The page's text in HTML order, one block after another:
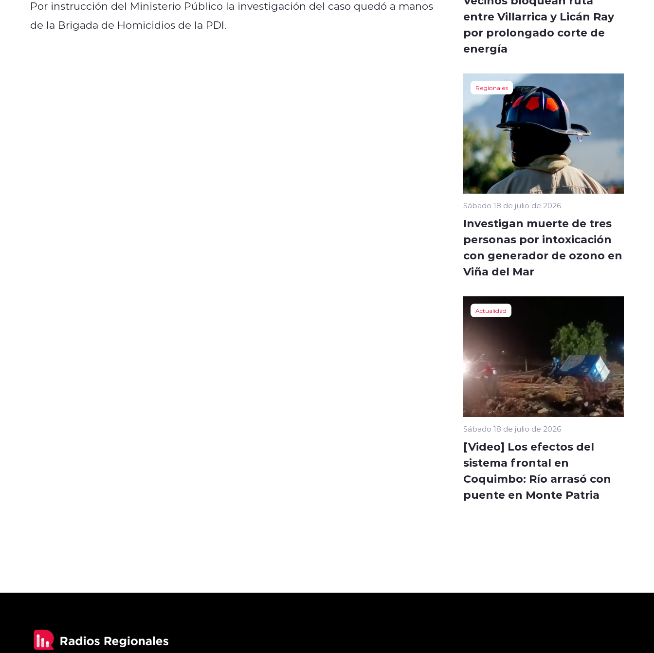
Por instrucción del Ministerio Público la investigación del caso quedó a manos
de la Brigada de Homicidios de la PDI.
entre Villarrica y Licán Ray
por prolongado corte de
energía
Regionales
Sábado 18 de julio de 2026
Investigan muerte de tres
personas por intoxicación
con generador de ozono en
Viña del Mar
Actualidad
Sábado 18 de julio de 2026
[Video] Los efectos del
sistema frontal en
Coquimbo: Río arrasó con
puente en Monte Patria